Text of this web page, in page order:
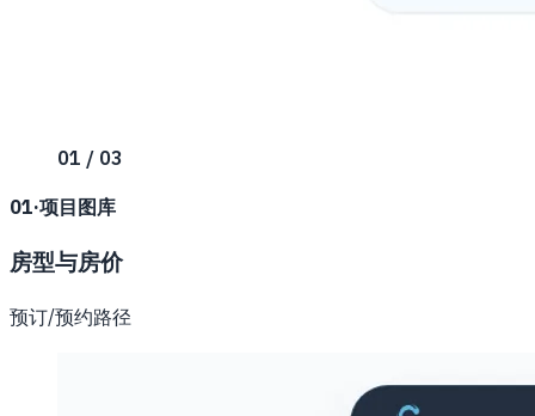
01 / 03
01·项目图库
房型与房价
预订/预约路径